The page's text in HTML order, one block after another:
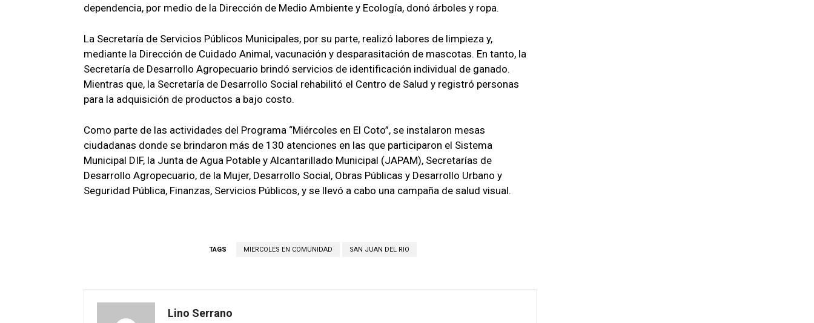
dependencia, por medio de la Dirección de Medio Ambiente y Ecología, donó árboles y ropa.
La Secretaría de Servicios Públicos Municipales, por su parte, realizó labores de limpieza y,
mediante la Dirección de Cuidado Animal, vacunación y desparasitación de mascotas. En tanto, la
Secretaría de Desarrollo Agropecuario brindó servicios de identificación individual de ganado.
Mientras que, la Secretaría de Desarrollo Social rehabilitó el Centro de Salud y registró personas
para la adquisición de productos a bajo costo.
Como parte de las actividades del Programa “Miércoles en El Coto”, se instalaron mesas
ciudadanas donde se brindaron más de 130 atenciones en las que participaron el Sistema
Municipal DIF, la Junta de Agua Potable y Alcantarillado Municipal (JAPAM), Secretarías de
Desarrollo Agropecuario, de la Mujer, Desarrollo Social, Obras Públicas y Desarrollo Urbano y
Seguridad Pública, Finanzas, Servicios Públicos, y se llevó a cabo una campaña de salud visual.
TAGS MIERCOLES EN COMUNIDAD SAN JUAN DEL RIO
Lino Serrano